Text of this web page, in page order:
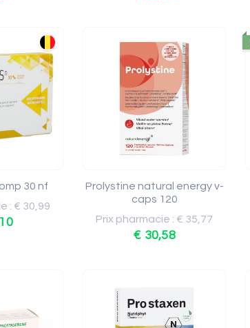
30 nf
: € 30,99
Prolystine natural energy v-
caps 120
Prix pharmacie : € 35,77
€ 30,58